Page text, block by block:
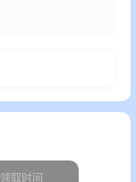
领取时间